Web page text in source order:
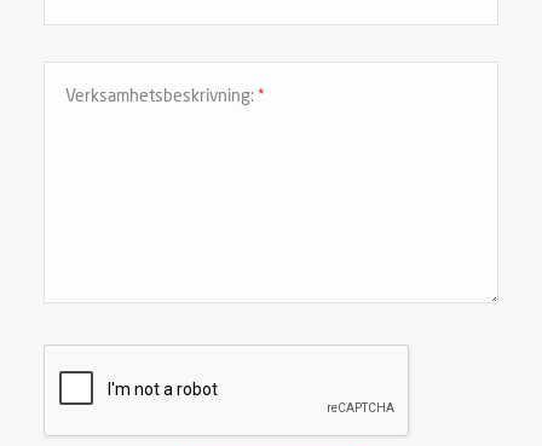
Verksamhetsbeskrivning: *